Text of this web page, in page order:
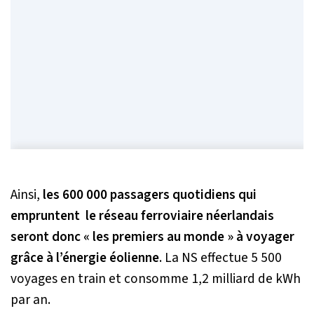
Ainsi, les 600 000 passagers quotidiens qui
empruntent le réseau ferroviaire néerlandais
seront donc « les premiers au monde » à voyager
grâce à l’énergie éolienne. La NS effectue 5 500
voyages en train et consomme 1,2 milliard de kWh
par an.